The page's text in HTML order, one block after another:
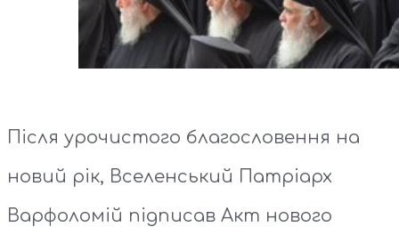
Після урочистого благословення на
новий рік, Вселенський Патріарх
Варфоломій підписав Акт нового